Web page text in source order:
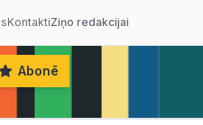
KontaktiZiņo redakcijai
Abonē